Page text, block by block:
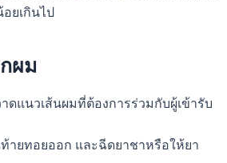
ยเกินไป
ผม
ดแนวเส้นผมที่ต้องการร่วมกับผู้เข้ารับ
ายทอยออก และฉีดยาชาหรือให้ยา